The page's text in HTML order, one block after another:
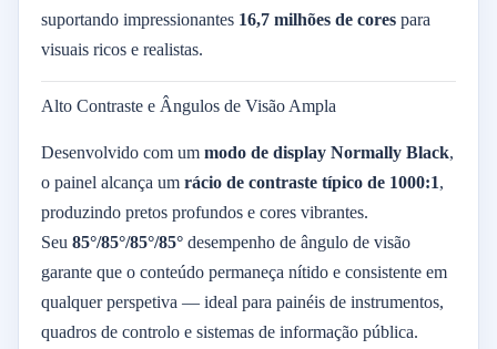
suportando impressionantes 16,7 milhões de cores para
visuais ricos e realistas.
Alto Contraste e Ângulos de Visão Ampla
Desenvolvido com um modo de display Normally Black,
o painel alcança um rácio de contraste típico de 1000:1,
produzindo pretos profundos e cores vibrantes.
Seu 85°/85°/85°/85° desempenho de ângulo de visão
garante que o conteúdo permaneça nítido e consistente em
qualquer perspetiva — ideal para painéis de instrumentos,
quadros de controlo e sistemas de informação pública.